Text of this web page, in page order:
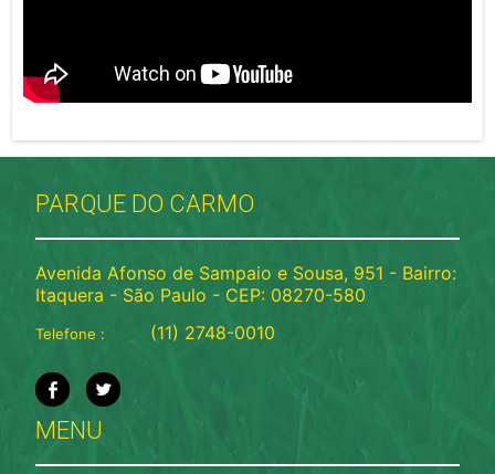
PARQUE DO CARMO
Avenida Afonso de Sampaio e Sousa, 951 - Bairro:
Itaquera - São Paulo - CEP: 08270-580
Telefone : (11) 2748-0010
MENU